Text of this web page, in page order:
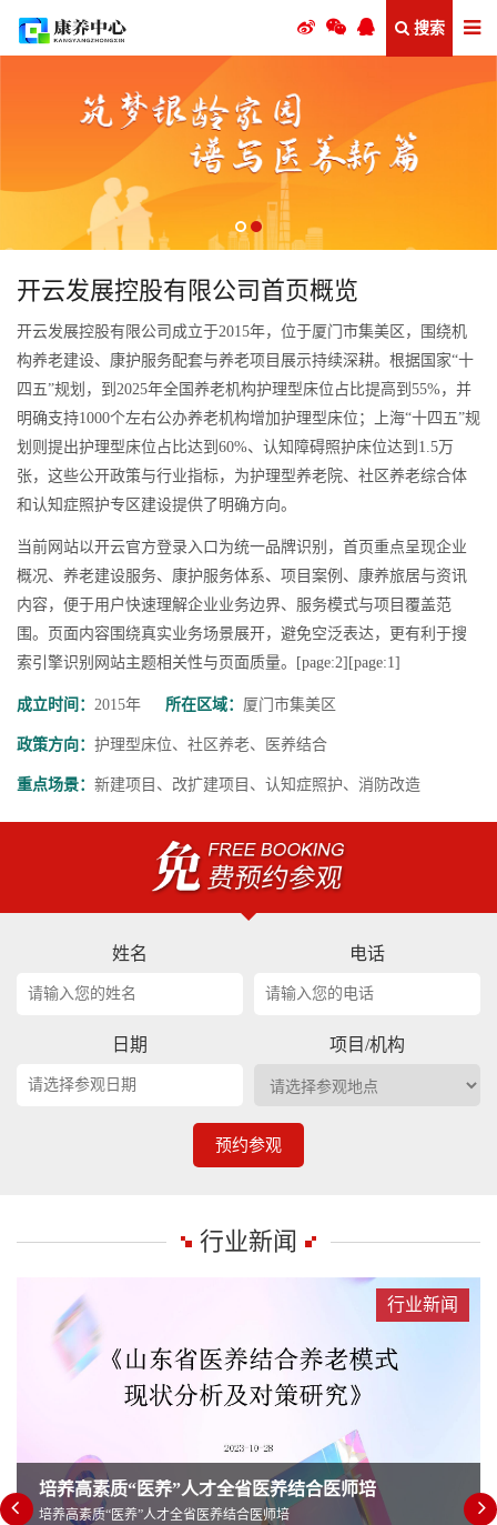
搜索
开云发展控股有限公司首页概览
开云发展控股有限公司成立于2015年，位于厦门市集美区，围绕机
构养老建设、康护服务配套与养老项目展示持续深耕。根据国家“十
四五”规划，到2025年全国养老机构护理型床位占比提高到55%，并
明确支持1000个左右公办养老机构增加护理型床位；上海“十四五”规
划则提出护理型床位占比达到60%、认知障碍照护床位达到1.5万
张，这些公开政策与行业指标，为护理型养老院、社区养老综合体
和认知症照护专区建设提供了明确方向。
当前网站以开云官方登录入口为统一品牌识别，首页重点呈现企业
概况、养老建设服务、康护服务体系、项目案例、康养旅居与资讯
内容，便于用户快速理解企业业务边界、服务模式与项目覆盖范
围。页面内容围绕真实业务场景展开，避免空泛表达，更有利于搜
索引擎识别网站主题相关性与页面质量。[page:2][page:1]
成立时间： 2015年 所在区域： 厦门市集美区
政策方向： 护理型床位、社区养老、医养结合
重点场景： 新建项目、改扩建项目、认知症照护、消防改造
姓名 电话
日期 项目/机构
预约参观
行业新闻
行业新闻
培养高素质“医养”人才全省医养结合医师培
培养高素质“医养”人才全省医养结合医师培